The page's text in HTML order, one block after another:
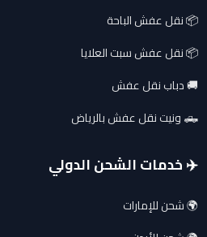
📦 نقل عفش الباحة
📦 نقل عفش سبت العلايا
🚚 دباب نقل عفش
🛻 ونيت نقل عفش بالرياض
✈️ خدمات الشحن الدولي
🌍 شحن للإمارات